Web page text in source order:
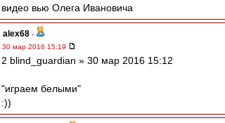
видео вью Олега Ивановича
alex68 -
30 мар 2016 15:19
2 blind_guardian » 30 мар 2016 15:12
"играем белыми"
:))